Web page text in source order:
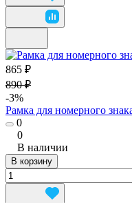
865 ₽
890 ₽
-3%
Рамка для номерного
0
0
В наличии
В корзину